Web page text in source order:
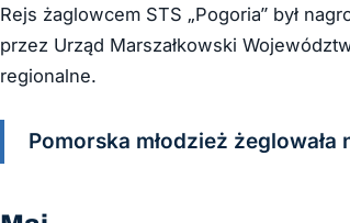
Rejs żaglowcem STS „Pogoria” był
przez Urząd Marszałkowski
regionalne.
Pomorska młodzież żeglowała